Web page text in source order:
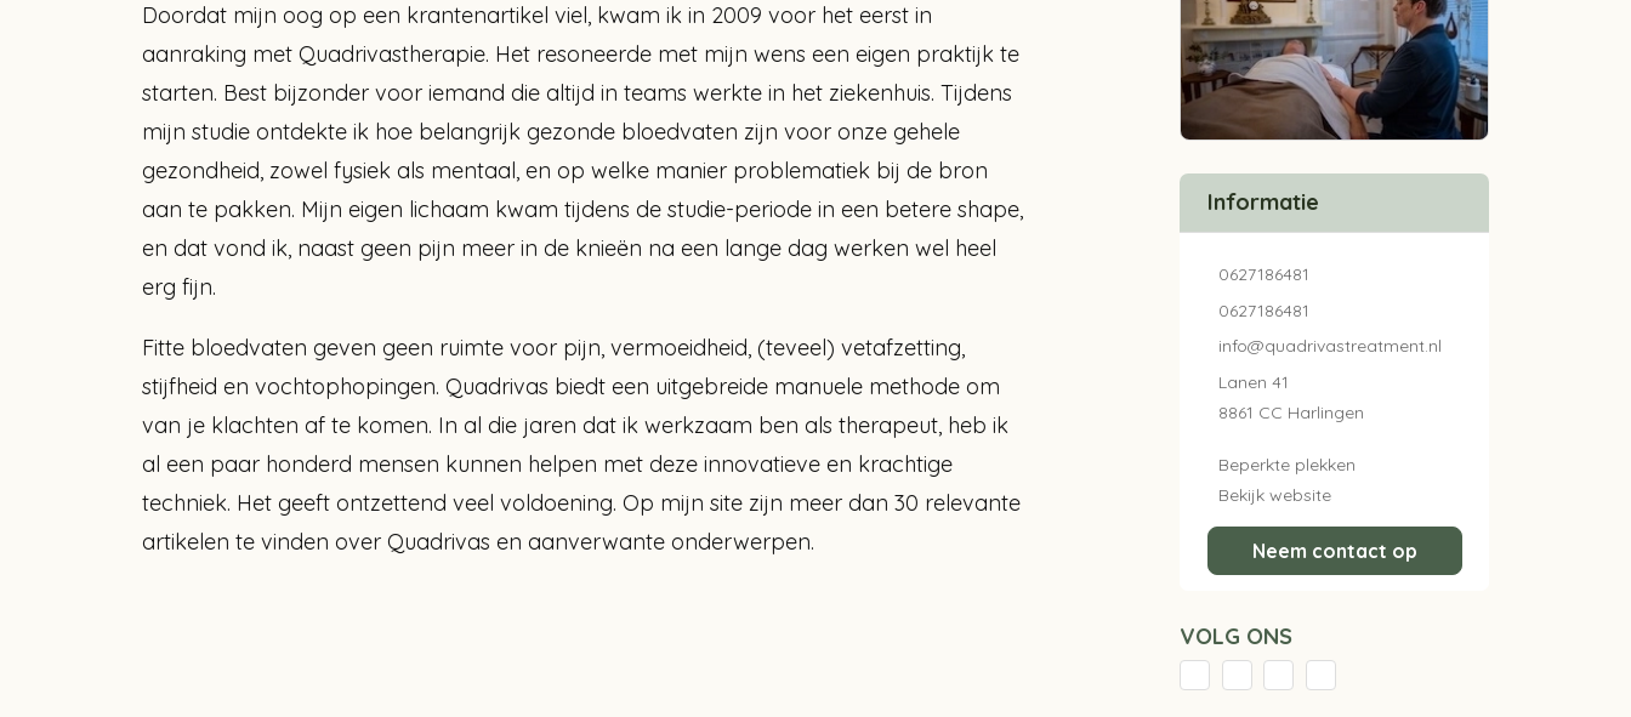
Doordat mijn oog op een krantenartikel viel, kwam ik in 2009 voor het eerst in
aanraking met Quadrivastherapie. Het resoneerde met mijn wens een eigen praktijk te
starten. Best bijzonder voor iemand die altijd in teams werkte in het ziekenhuis. Tijdens
mijn studie ontdekte ik hoe belangrijk gezonde bloedvaten zijn voor onze gehele
gezondheid, zowel fysiek als mentaal, en op welke manier problematiek bij de bron
aan te pakken. Mijn eigen lichaam kwam tijdens de studie-periode in een betere shape,
en dat vond ik, naast geen pijn meer in de knieën na een lange dag werken wel heel
erg fijn.
Fitte bloedvaten geven geen ruimte voor pijn, vermoeidheid, (teveel) vetafzetting,
stijfheid en vochtophopingen. Quadrivas biedt een uitgebreide manuele methode om
van je klachten af te komen. In al die jaren dat ik werkzaam ben als therapeut, heb ik
al een paar honderd mensen kunnen helpen met deze innovatieve en krachtige
techniek. Het geeft ontzettend veel voldoening. Op mijn site zijn meer dan 30 relevante
artikelen te vinden over Quadrivas en aanverwante onderwerpen.
Informatie
0627186481
0627186481
info@quadrivastreatment.nl
Lanen 41
8861 CC Harlingen
Beperkte plekken
Bekijk website
Neem contact op
VOLG ONS